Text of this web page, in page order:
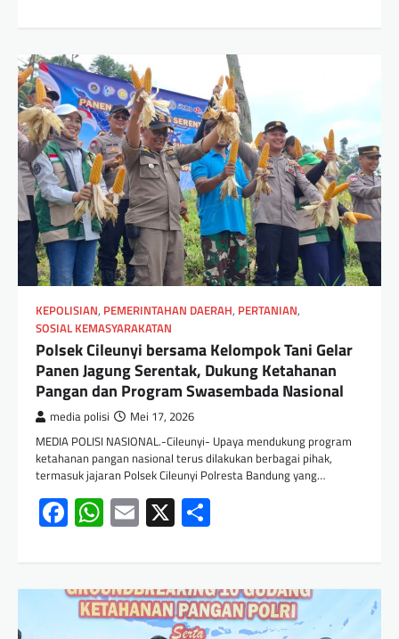
KEPOLISIAN, PEMERINTAHAN DAERAH, PERTANIAN,
SOSIAL KEMASYARAKATAN
Polsek Cileunyi bersama Kelompok Tani Gelar
Panen Jagung Serentak, Dukung Ketahanan
Pangan dan Program Swasembada Nasional
media polisi Mei 17, 2026
MEDIA POLISI NASIONAL.-Cileunyi- Upaya mendukung program
ketahanan pangan nasional terus dilakukan berbagai pihak,
termasuk jajaran Polsek Cileunyi Polresta Bandung yang…
Facebook
WhatsApp
Email
X